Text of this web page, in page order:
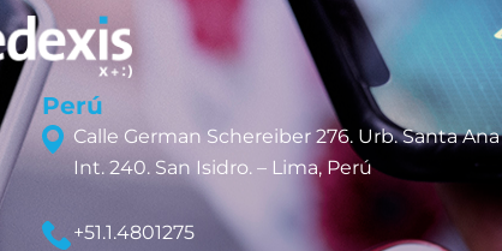
Perú
Calle German Schereiber 276. Urb. Santa Ana
Int. 240. San Isidro. – Lima, Perú
+51.1.4801275